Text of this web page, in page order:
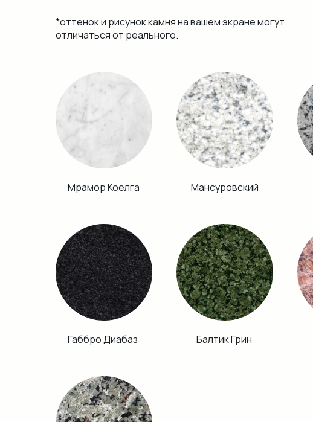
Мансуровский
Мрамор Коелга
*оттенок и рисунок камня на вашем экране могут
отличаться от реального.
Габбро Диабаз Балтик Грин